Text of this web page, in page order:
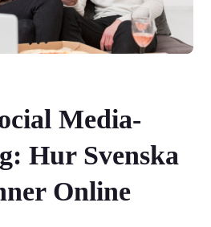
Media-
Hur Svenska
Online